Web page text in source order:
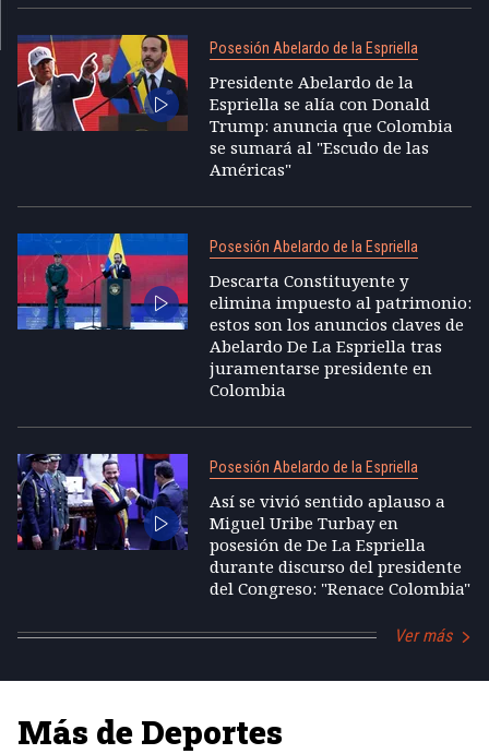
Posesión Abelardo de la Espriella
Presidente Abelardo de la
Espriella se alía con Donald
Trump: anuncia que Colombia
se sumará al "Escudo de las
Américas"
Posesión Abelardo de la Espriella
Descarta Constituyente y
elimina impuesto al patrimonio:
estos son los anuncios claves de
Abelardo De La Espriella tras
juramentarse presidente en
Colombia
Posesión Abelardo de la Espriella
Así se vivió sentido aplauso a
Miguel Uribe Turbay en
posesión de De La Espriella
durante discurso del presidente
del Congreso: "Renace Colombia"
Ver más
Más de Deportes